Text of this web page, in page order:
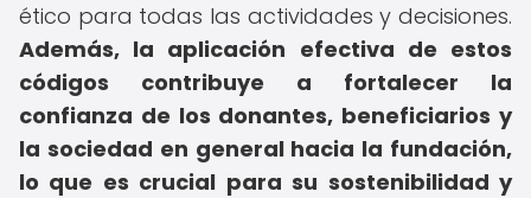
ético para todas las actividades y decisiones.
Además, la aplicación efectiva de estos
códigos contribuye a fortalecer la
confianza de los donantes, beneficiarios y
la sociedad en general hacia la fundación,
lo que es crucial para su sostenibilidad y